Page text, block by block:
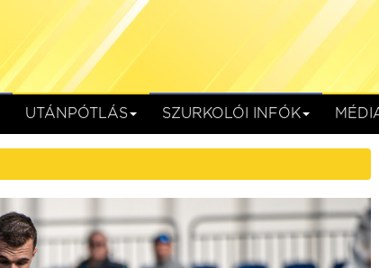
UTÁNPÓTLÁS SZURKOLÓI INFÓK